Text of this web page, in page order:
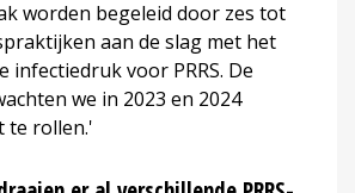
worden begeleid door zes tot
aan de slag met het
infectiedruk voor PRRS. De
we in 2023 en 2024
te rollen.'